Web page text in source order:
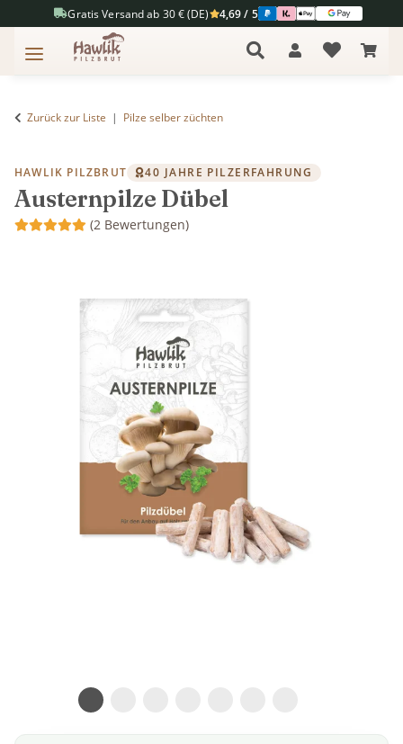
Gratis Versand ab 30 € (DE) 4,69 / 5
Zurück zur Liste Pilze selber züchten
HAWLIK PILZBRUT 40 JAHRE PILZERFAHRUNG
Austernpilze Dübel
(2 Bewertungen)